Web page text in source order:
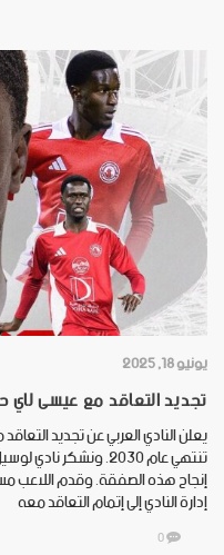
يونيو 18, 2025
تجديد التعاقد مع عيسى لاي حتى
يعلن النادي العربي عن تجديد
تنتهي عام 2030.
إنجاح هذه الصفقة. وقدم اللاعب
إدارة النادي إلى إتمام التعاقد معه
0